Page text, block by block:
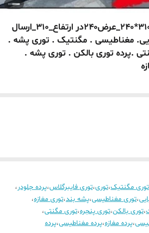
پرده توری مگنتی_310*240_عرض240در ارتفاع_310_ارسال
مغناطیسی . مگنتیک . توری پشه .
.پرده توری بالکن . توری پشه .
توری مگنتیک،توری،توری فایبرگلاس،پرده جلودر ،
،توری مغناطیسی،پشه بند،توری مغازه،
،توری بالکن،توری پنجره،توری مگنتی،
،پرده مغازه،پرده مغناطیسی،پرده